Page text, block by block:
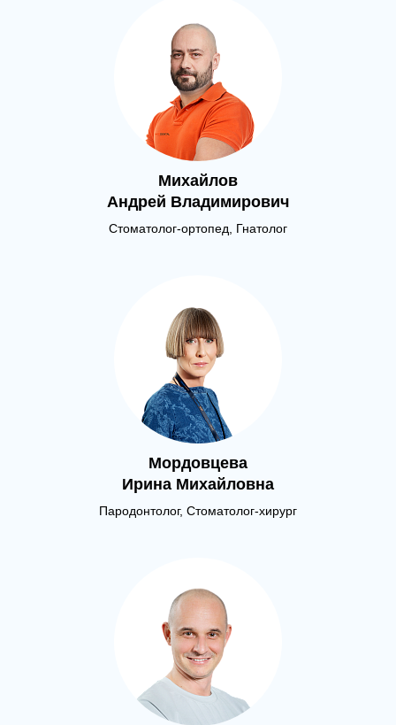
Михайлов
Андрей Владимирович
Стоматолог-ортопед, Гнатолог
Мордовцева
Ирина Михайловна
Пародонтолог, Стоматолог-хирург